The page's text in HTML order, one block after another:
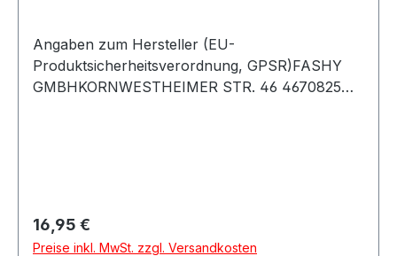
Angaben zum Hersteller (EU-
Produktsicherheitsverordnung, GPSR)FASHY
GMBHKORNWESTHEIMER STR. 46 4670825
Regulärer Preis:
16,95 €
Preise inkl. MwSt. zzgl. Versandkosten